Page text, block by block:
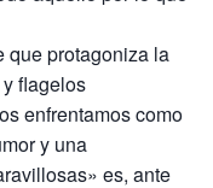
que protagoniza la
flagelos
enfrentamos como
y una
es, ante